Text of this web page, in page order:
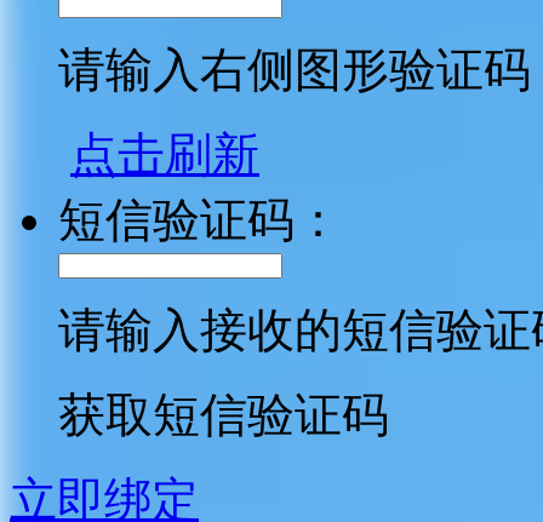
请输入右侧图形验证码
点击刷新
短信验证码：
请输入接收的短信验证
获取短信验证码
立即绑定